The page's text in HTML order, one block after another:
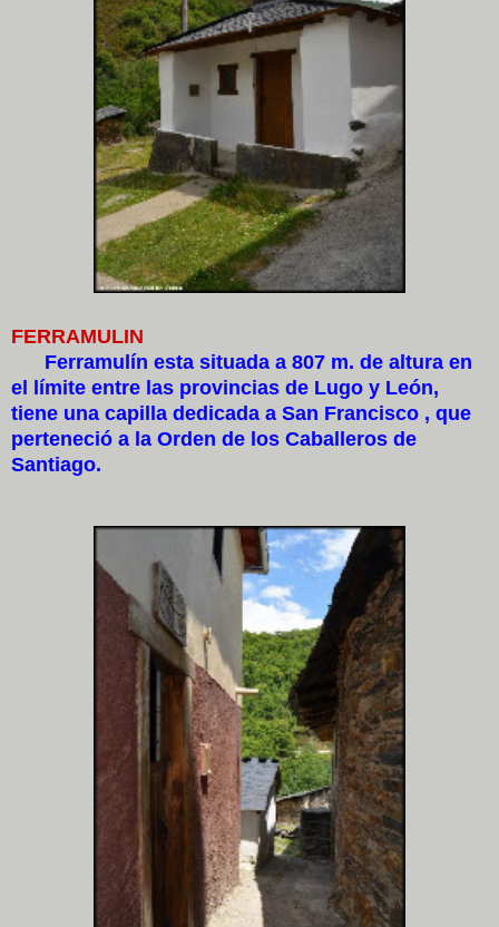
FERRAMULIN
Ferramulín esta situada a 807 m. de altura en
el límite entre las provincias de Lugo y León,
tiene una capilla dedicada a San Francisco , que
perteneció a la Orden de los Caballeros de
Santiago.